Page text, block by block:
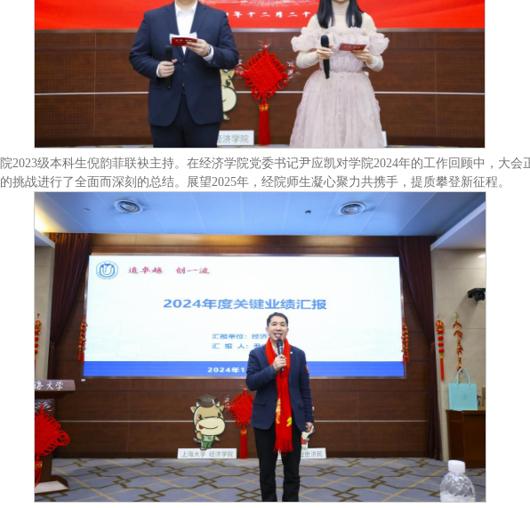
2023级本科生倪韵菲联袂主持。在经济学院党委书记尹应凯对学院2024年的工作回顾中，大
挑战进行了全面而深刻的总结。展望2025年，经院师生凝心聚力共携手，提质攀登新征程。